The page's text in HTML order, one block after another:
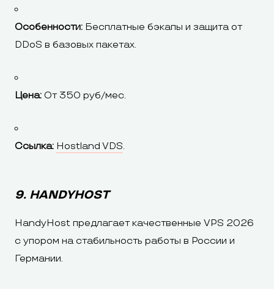
Особенности: Бесплатные бэкапы и защита от
DDoS в базовых пакетах.
Цена: От 350 руб/мес.
Ссылка: Hostland VDS.
9. HANDYHOST
HandyHost предлагает качественные VPS 2026
с упором на стабильность работы в России и
Германии.